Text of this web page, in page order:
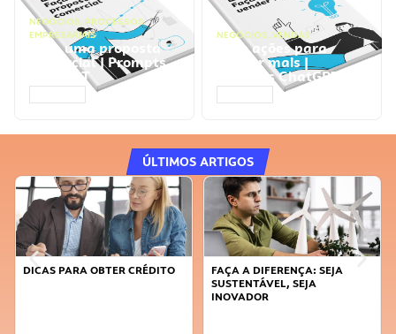
NEGÓCIOS, PROCESSOS
EMPRESARIAIS
Faça uma proposta
comercial | Prompts
ChatGPT
NEGÓCIOS, VENDAS
Faça ações para
vender mais |
Prompts ChatGPT
ÚLTIMOS ARTIGOS
DICAS PARA OBTER CRÉDITO
FAÇA A DIFERENÇA: SEJA
SUSTENTÁVEL, SEJA
INOVADOR